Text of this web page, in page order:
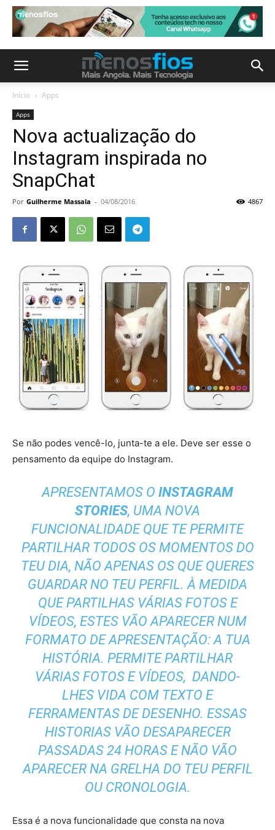
Início Apps
Apps
Nova actualização do
Instagram inspirada no
SnapChat
Por Guilherme Massala - 04/08/2016 4867
Se não podes vencê-lo, junta-te a ele. Deve ser esse o
pensamento da equipe do Instagram.
APRESENTAMOS O INSTAGRAM
STORIES, UMA NOVA
FUNCIONALIDADE QUE TE PERMITE
PARTILHAR TODOS OS MOMENTOS DO
TEU DIA, NÃO APENAS OS QUE QUERES
GUARDAR NO TEU PERFIL. À MEDIDA
QUE PARTILHAS VÁRIAS FOTOS E
VÍDEOS, ESTES VÃO APARECER NUM
FORMATO DE APRESENTAÇÃO: A TUA
HISTÓRIA. PERMITE PARTILHAR
VÁRIAS FOTOS E VÍDEOS, DANDO-
LHES VIDA COM TEXTO E
FERRAMENTAS DE DESENHO. ESSAS
HISTORIAS VÃO DESAPARECER
PASSADAS 24 HORAS E NÃO VÃO
APARECER NA GRELHA DO TEU PERFIL
OU CRONOLOGIA.
Essa é a nova funcionalidade que consta na nova